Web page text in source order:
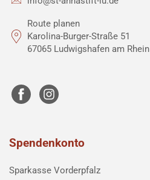
Route planen
Karolina-Burger-Straße 51
67065 Ludwigshafen am Rhein
Spendenkonto
Sparkasse Vorderpfalz